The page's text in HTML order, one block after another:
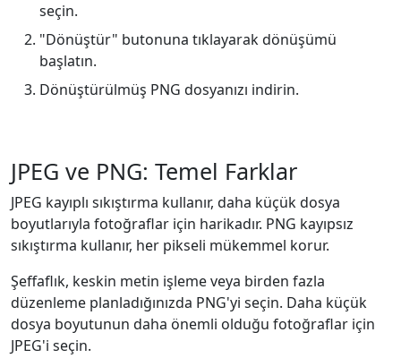
seçin.
"Dönüştür" butonuna tıklayarak dönüşümü
başlatın.
Dönüştürülmüş PNG dosyanızı indirin.
JPEG ve PNG: Temel Farklar
JPEG kayıplı sıkıştırma kullanır, daha küçük dosya
boyutlarıyla fotoğraflar için harikadır. PNG kayıpsız
sıkıştırma kullanır, her pikseli mükemmel korur.
Şeffaflık, keskin metin işleme veya birden fazla
düzenleme planladığınızda PNG'yi seçin. Daha küçük
dosya boyutunun daha önemli olduğu fotoğraflar için
JPEG'i seçin.